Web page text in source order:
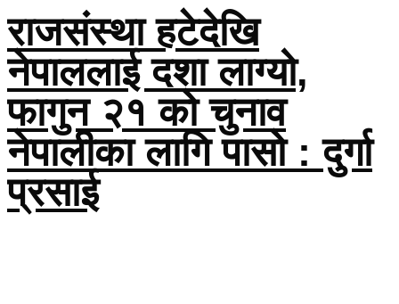
राजसंस्था हटेदेखि
नेपाललाई दशा लाग्यो,
फागुन २१ को चुनाव
नेपालीका लागि पासो : दुर्गा
प्रसाई